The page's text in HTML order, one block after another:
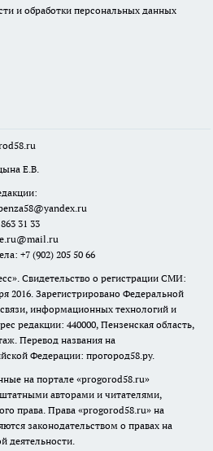
и обработки персональных данных
Е.В.
31 33
+7 (902) 205 50 66
Свидетельство о регистрации СМИ:
2016. Зарегистрировано Федеральной
информационных технологий и
редакции: 440000, Пензенская область,
Перевод названия на
Федерации: прогород58.ру.
на портале «progorod58.ru»
авторами и читателями,
права. Права «progorod58.ru» на
законодательством о правах на
деятельности.